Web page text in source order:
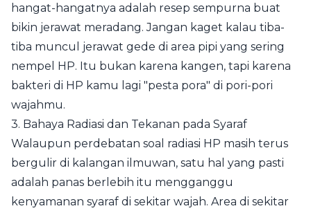
hangat-hangatnya adalah resep sempurna buat
bikin jerawat meradang. Jangan kaget kalau tiba-
tiba muncul jerawat gede di area pipi yang sering
nempel HP. Itu bukan karena kangen, tapi karena
bakteri di HP kamu lagi "pesta pora" di pori-pori
wajahmu.
3. Bahaya Radiasi dan Tekanan pada Syaraf
Walaupun perdebatan soal radiasi HP masih terus
bergulir di kalangan ilmuwan, satu hal yang pasti
adalah panas berlebih itu mengganggu
kenyamanan syaraf di sekitar wajah. Area di sekitar